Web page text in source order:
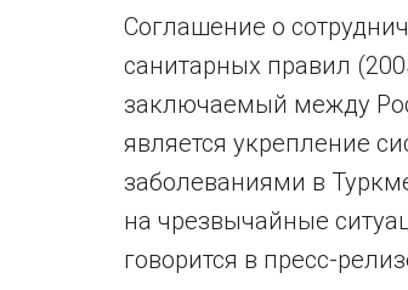
Соглашение о
санитарных правил
заключаемый между
является укрепление
заболеваниями в
на чрезвычайные
говорится в пресс-